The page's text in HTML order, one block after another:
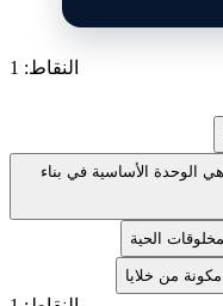
النقاط: 1
الوحدة الأساسية في بناء
الحية
من خلايا